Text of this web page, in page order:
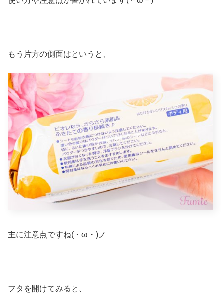
もう片方の側面はというと、
主に注意点ですね(・ω・)ノ
フタを開けてみると、